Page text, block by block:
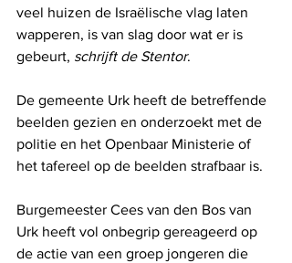
veel huizen de Israëlische vlag laten
wapperen, is van slag door wat er is
gebeurt, schrijft de Stentor.
De gemeente Urk heeft de betreffende
beelden gezien en onderzoekt met de
politie en het Openbaar Ministerie of
het tafereel op de beelden strafbaar is.
Burgemeester Cees van den Bos van
Urk heeft vol onbegrip gereageerd op
de actie van een groep jongeren die